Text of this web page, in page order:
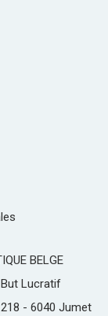
BELGE
Lucratif
- 6040 Jumet